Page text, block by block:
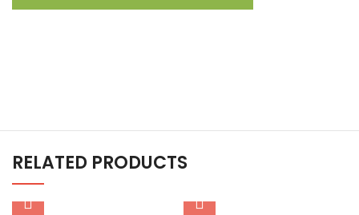
RELATED PRODUCTS